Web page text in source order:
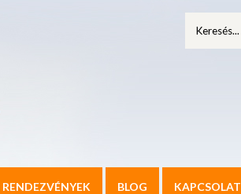
RENDEZVÉNYEK BLOG KAPCSOLAT